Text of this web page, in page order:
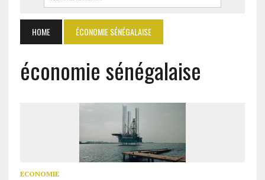
HOME ÉCONOMIE SÉNÉGALAISE
économie sénégalaise
ECONOMIE